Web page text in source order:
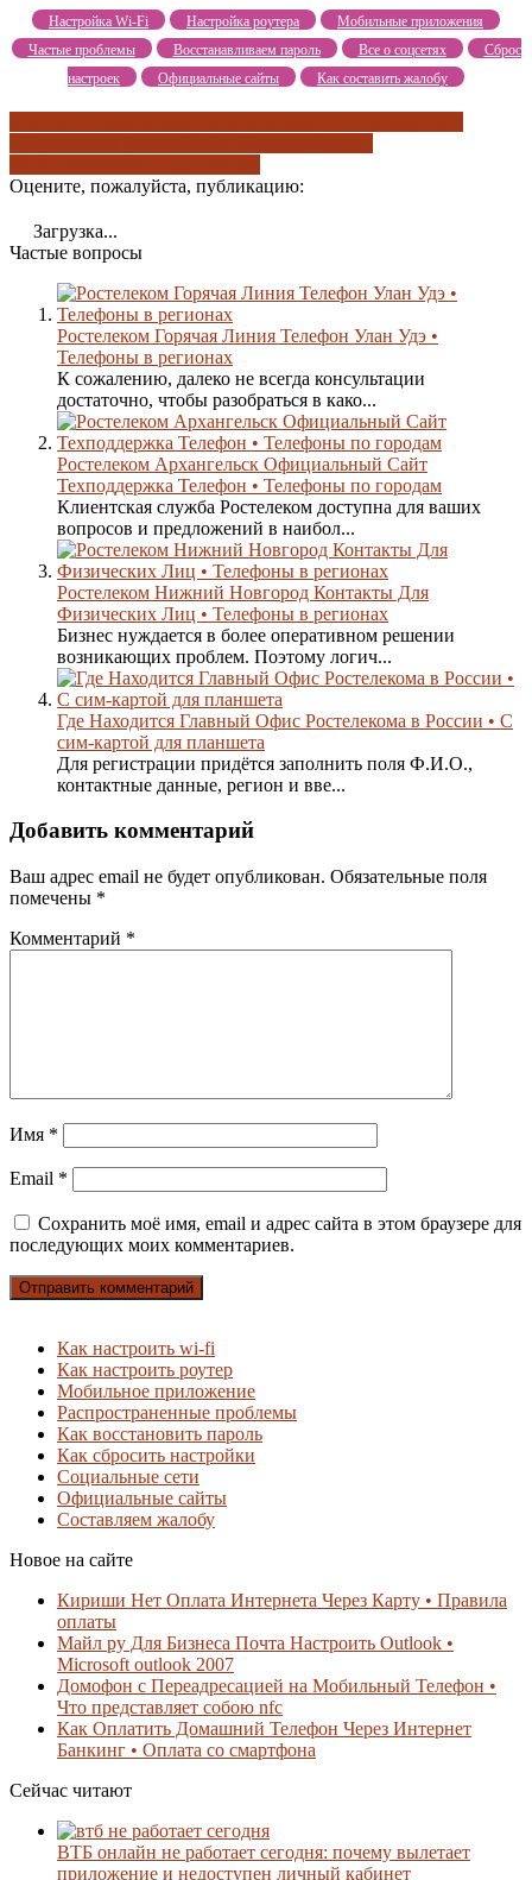
Настройка Wi-Fi Настройка роутера
Мобильные приложения
Частые проблемы
Восстанавливаем пароль Все о соцсетях
Сброс
настроек
Официальные сайты Как составить жалобу
Оцените, пожалуйста, публикацию:
Загрузка...
Частые вопросы
Ростелеком Горячая Линия Телефон Улан Удэ •
Телефоны в регионах
К сожалению, далеко не всегда консультации
достаточно, чтобы разобраться в како...
Ростелеком Архангельск Официальный Сайт
Техподдержка Телефон • Телефоны по городам
Клиентская служба Ростелеком доступна для ваших
вопросов и предложений в наибол...
Ростелеком Нижний Новгород Контакты Для
Физических Лиц • Телефоны в регионах
Бизнес нуждается в более оперативном решении
возникающих проблем. Поэтому логич...
Где Находится Главный Офис Ростелекома в России • С
сим-картой для планшета
Для регистрации придётся заполнить поля Ф.И.О.,
контактные данные, регион и вве...
Добавить комментарий
Ваш адрес email не будет опубликован. Обязательные поля
помечены *
Комментарий *
Имя *
Email *
Сохранить моё имя, email и адрес сайта в этом браузере для
последующих моих комментариев.
Как настроить wi-fi
Как настроить роутер
Мобильное приложение
Распространенные проблемы
Как восстановить пароль
Как сбросить настройки
Социальные сети
Официальные сайты
Составляем жалобу
Новое на сайте
Кириши Нет Оплата Интернета Через Карту • Правила
оплаты
Майл ру Для Бизнеса Почта Настроить Outlook •
Microsoft outlook 2007
Домофон с Переадресацией на Мобильный Телефон •
Что представляет собою nfc
Как Оплатить Домашний Телефон Через Интернет
Банкинг • Оплата со смартфона
Сейчас читают
ВТБ онлайн не работает сегодня: почему вылетает
приложение и недоступен личный кабинет